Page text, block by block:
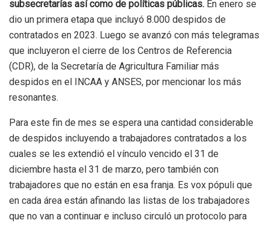
subsecretarías así como de políticas públicas. En enero se
dio un primera etapa que incluyó 8.000 despidos de
contratados en 2023. Luego se avanzó con más telegramas
que incluyeron el cierre de los Centros de Referencia
(CDR), de la Secretaría de Agricultura Familiar más
despidos en el INCAA y ANSES, por mencionar los más
resonantes.
Para este fin de mes se espera una cantidad considerable
de despidos incluyendo a trabajadores contratados a los
cuales se les extendió el vínculo vencido el 31 de
diciembre hasta el 31 de marzo, pero también con
trabajadores que no están en esa franja. Es vox pópuli que
en cada área están afinando las listas de los trabajadores
que no van a continuar e incluso circuló un protocolo para